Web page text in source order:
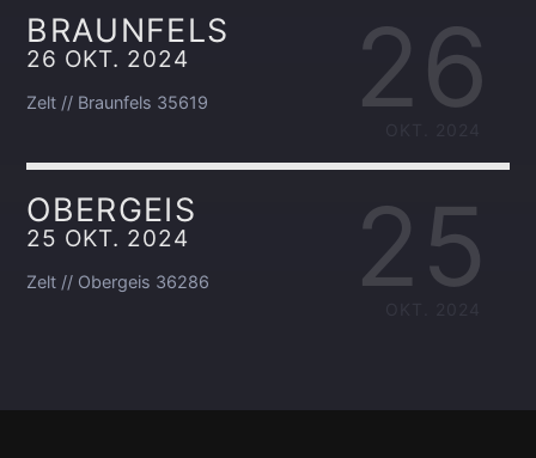
26
BRAUNFELS
26 OKT. 2024
Zelt // Braunfels 35619
25
OBERGEIS
25 OKT. 2024
Zelt // Obergeis 36286